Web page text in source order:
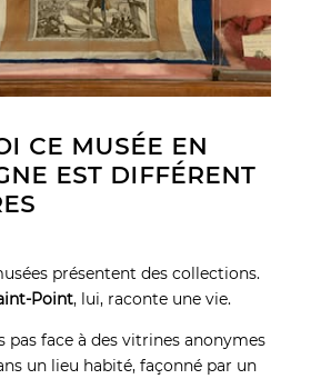
ce musée en
est différent
présentent des collections.
Point, lui, raconte une vie.
pas face à des vitrines anonymes
un lieu habité, façonné par un